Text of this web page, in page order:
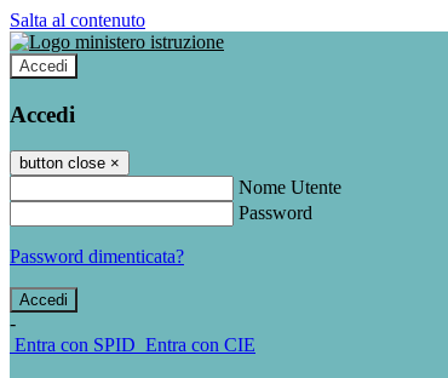
Salta al contenuto
Accedi
Accedi
button close ×
Nome Utente
Password
Password dimenticata?
-
Entra con SPID Entra con CIE